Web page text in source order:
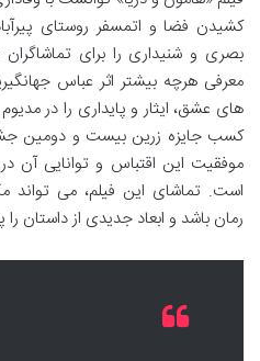
کشیدن فضا و اتمسفر روستای
بصری و شنیداری را برای
معرفی هرچه بیشتر اثر عباس
های عشق، ایثار و پایداری را در
کسب جایزه زرین بیست و دومین
موفقیت این اقتباس و توانایی آن
است. تماشای این فیلم، می تواند
رمان باشد و ابعاد جدیدی از